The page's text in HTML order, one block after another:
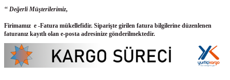
‘‘ Değerli Müşterilerimiz,
Firimamız e -Fatura mükellefidir. Siparişte girilen fatura bilgilerine düzenlenen
faturanız kayıtlı olan e-posta adresinize gönderilmektedir.